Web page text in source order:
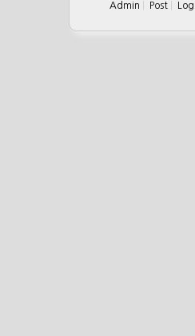
Admin Post